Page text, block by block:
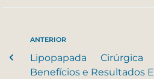
ANTERIOR
Lipopapada
Benefícios e Resultados